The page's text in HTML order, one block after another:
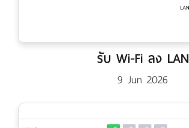
รับ Wi-Fi ลง LAN
9 Jun 2026